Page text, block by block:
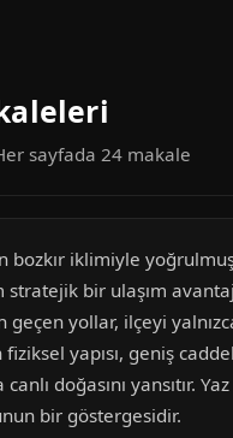
sayfada 24 makale
bozkır iklimiyle
stratejik bir ulaşım
yollar, ilçeyi
fiziksel yapısı, geniş
doğasını yansıtır.
bir göstergesidir.